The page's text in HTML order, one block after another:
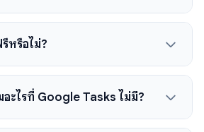
หรือไม่?
ะไรที่ Google Tasks ไม่มี?